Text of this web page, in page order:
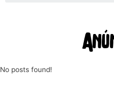
No posts found!